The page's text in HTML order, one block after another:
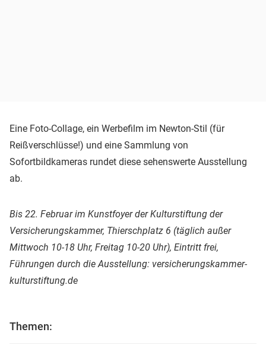
Eine Foto-Collage, ein Werbefilm im Newton-Stil (für
Reißverschlüsse!) und eine Sammlung von
Sofortbildkameras rundet diese sehenswerte Ausstellung
ab.
Bis 22. Februar im Kunstfoyer der Kulturstiftung der
Versicherungskammer, Thierschplatz 6 (täglich außer
Mittwoch 10-18 Uhr, Freitag 10-20 Uhr), Eintritt frei,
Führungen durch die Ausstellung: versicherungskammer-
kulturstiftung.de
Themen: